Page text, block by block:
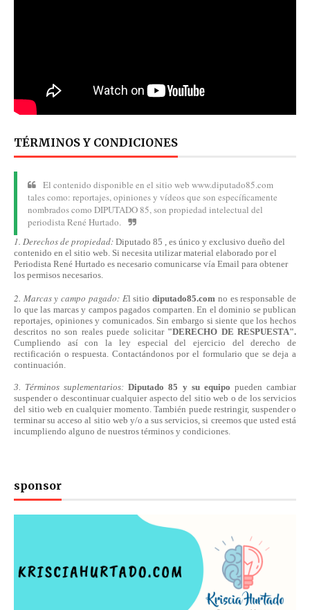
TÉRMINOS Y CONDICIONES
El contenido disponible en el sitio web www.diputado85.com
tales como: reportajes, opiniones y vídeos que son específicamente
nombrados como DIPUTADO 85, son propiedad intelectual del
periodista René Hurtado.
1. Derechos de propiedad: Diputado 85 , es único y exclusivo dueño del
contenido en el sitio web. Si necesita utilizar material elaborado por el
Periodista René Hurtado es necesario comunicarse vía Email para obtener
los permisos necesarios.
2. Marcas y campo pagado: El sitiodiputado85.com no es responsable de
lo que las marcas y campos pagados comparten. En el dominio se publican
reportajes, opiniones y comunicados. Sin embargo si siente que los hechos
descritos no son reales puede solicitar "DERECHO DE RESPUESTA".
Cumpliendo asícon la ley especial del ejercicio del derecho de
rectificación o respuesta. Contactándonospor el formulario que se deja a
continuación.
3. Términos suplementarios:Diputado 85 y su equipo pueden cambiar
suspender o descontinuar cualquier aspecto del sitio web o de los servicios
del sitio web en cualquier momento. También puede restringir, suspender o
terminar su acceso al sitio web y/o a sus servicios, si creemos que usted está
incumpliendo alguno de nuestros términos y condiciones.
sponsor